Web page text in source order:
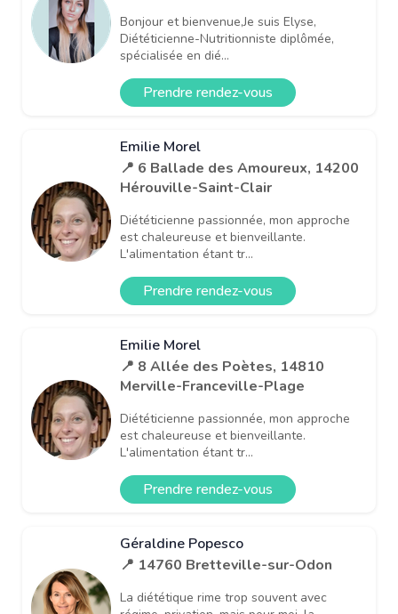
Bonjour et bienvenue,Je suis Elyse,
Diététicienne-Nutritionniste diplômée,
spécialisée en dié...
Prendre rendez-vous
Emilie Morel
📍 6 Ballade des Amoureux, 14200
Hérouville-Saint-Clair
Diététicienne passionnée, mon approche
est chaleureuse et bienveillante.
L'alimentation étant tr...
Prendre rendez-vous
Emilie Morel
📍 8 Allée des Poètes, 14810
Merville-Franceville-Plage
Diététicienne passionnée, mon approche
est chaleureuse et bienveillante.
L'alimentation étant tr...
Prendre rendez-vous
Géraldine Popesco
📍 14760 Bretteville-sur-Odon
La diététique rime trop souvent avec